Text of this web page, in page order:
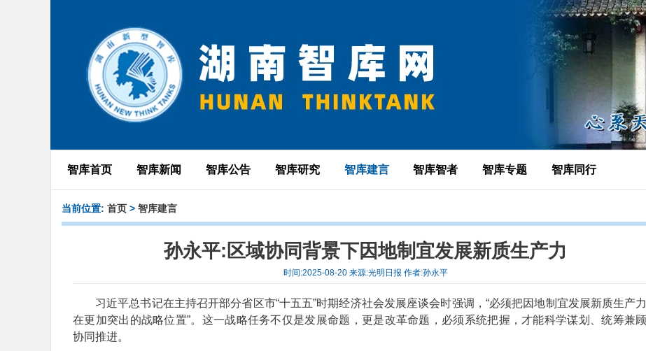
智库首页 智库新闻 智库公告 智库研究 智库建言 智库智者 智库专题 智库同行
当前位置: 首页 > 智库建言
孙永平:区域协同背景下因地制宜发展新质生产力
时间:2025-08-20 来源:光明日报 作者:孙永平
习近平总书记在主持召开部分省区市“十五五”时期经济社会发展座谈会时强调，“必须把因地制宜发展新质生产
在更加突出的战略位置”。这一战略任务不仅是发展命题，更是改革命题，必须系统把握，才能科学谋划、统筹兼顾
协同推进。